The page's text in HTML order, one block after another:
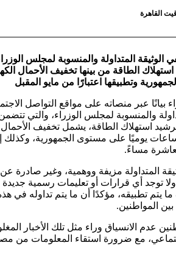
الوثيقة المتداولة والمنسوبة لمجلس
الطاقة من بينها تخفيف الأحمال
بيانًا عبر منصاته على مواقع التواصل
والمنسوبة لمجلس الوزراء، والتي تتضمن
استهلاك الطاقة، يشمل تخفيف الأحمال
لمدة تتراوح من 3 إلى 4 ساعات يوميًا على مستوى الجمهورية،
مساءً.
المتداولة مزيفة ووهمية، وغير صادرة
توجد أي قرارات أو تعليمات رسمية
يتم تطبيقه، مؤكدًا أن ما يتم تداوله في هذه
المواطنين.
عدم الانسياق وراء مثل تلك الأخبار
مع ضرورة استقاء المعلومات من